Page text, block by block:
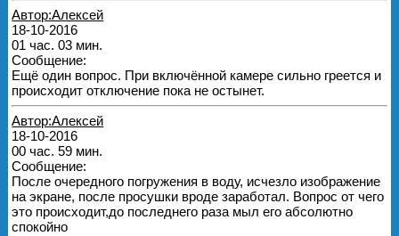
Автор:Алексей
18-10-2016
01 час. 03 мин.
Сообщение:
Ещё один вопрос. При включённой камере сильно греется и
происходит отключение пока не остынет.
Автор:Алексей
18-10-2016
00 час. 59 мин.
Сообщение:
После очередного погружения в воду, исчезло изображение
на экране, после просушки вроде заработал. Вопрос от чего
это происходит,до последнего раза мыл его абсолютно
спокойно